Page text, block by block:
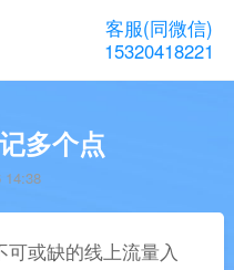
客服(同微信)
15320418221
多个点
14:38
或缺的线上流量入